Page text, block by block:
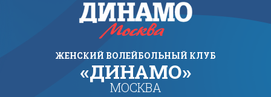
ЖЕНСКИЙ ВОЛЕЙБОЛЬНЫЙ КЛУБ
«ДИНАМО»
МОСКВА